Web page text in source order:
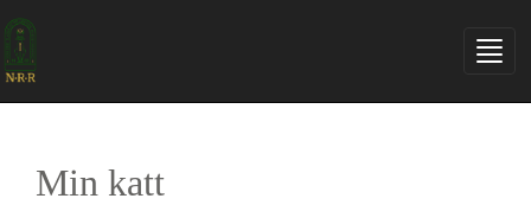
Min katt